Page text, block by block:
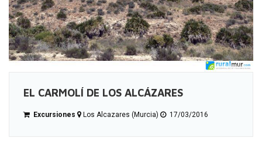
EL CARMOLÍ DE LOS ALCÁZARES
Excursiones Los Alcazares (Murcia) 17/03/2016